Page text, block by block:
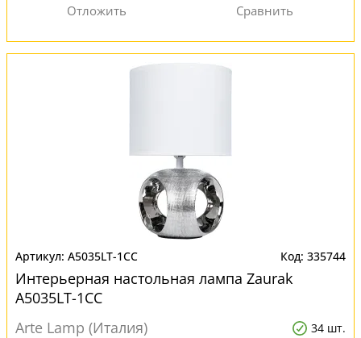
A5035LT-1CC 335744
Интерьерная настольная лампа Zaurak
A5035LT-1CC
Arte Lamp (Италия)
34 шт.